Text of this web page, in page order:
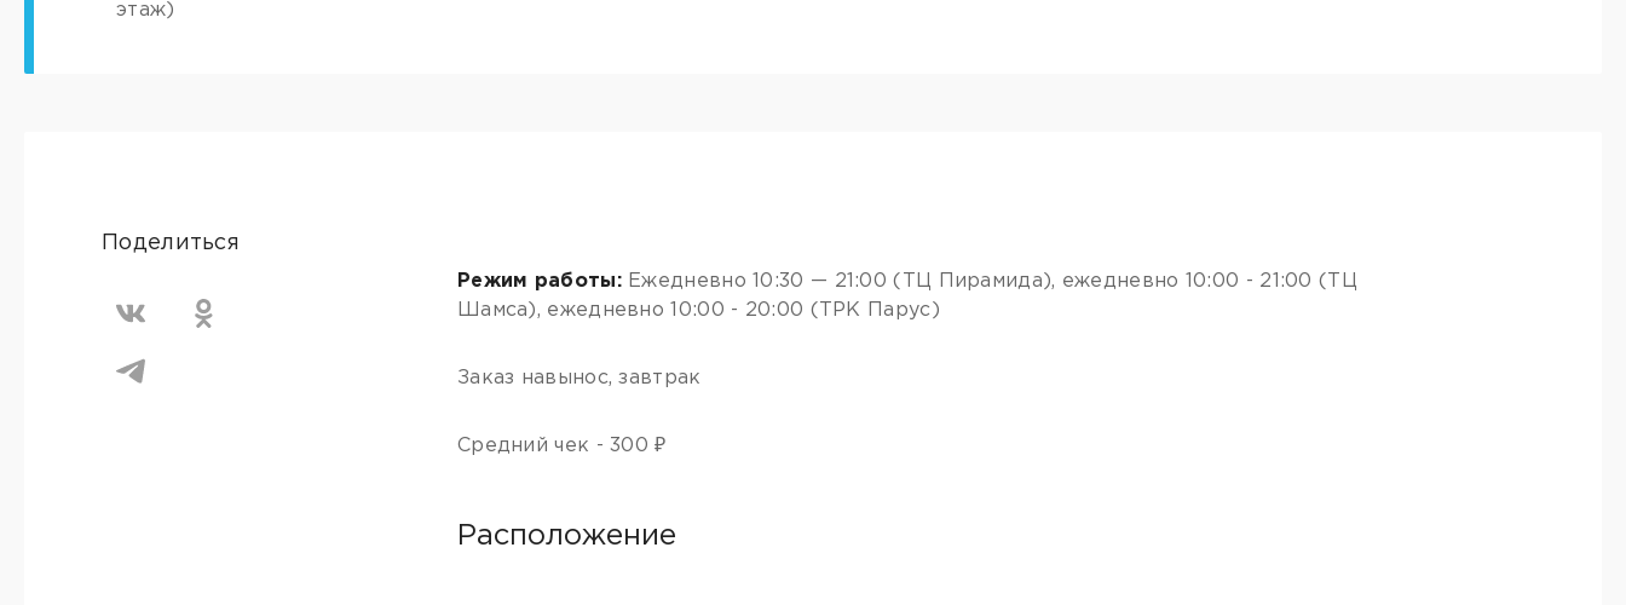
этаж)
Поделиться
Режим работы:Ежедневно 10:30 — 21:00 (ТЦ Пирамида), ежедневно 10:00 - 21:00 (ТЦ
Шамса), ежедневно 10:00 - 20:00 (ТРК Парус)
Заказ навынос, завтрак
Средний чек - 300 ₽
Расположение